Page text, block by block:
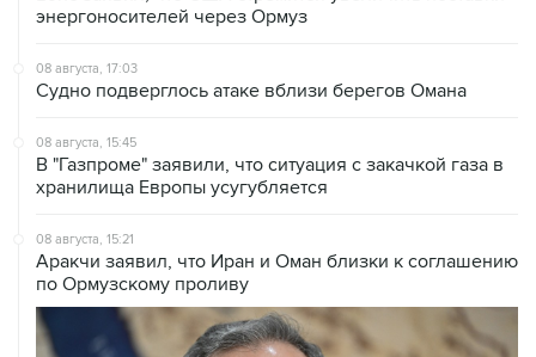
08 августа, 17:03
08 августа, 15:45
хранилища Европы усугубляется
08 августа, 15:21
по Ормузскому проливу